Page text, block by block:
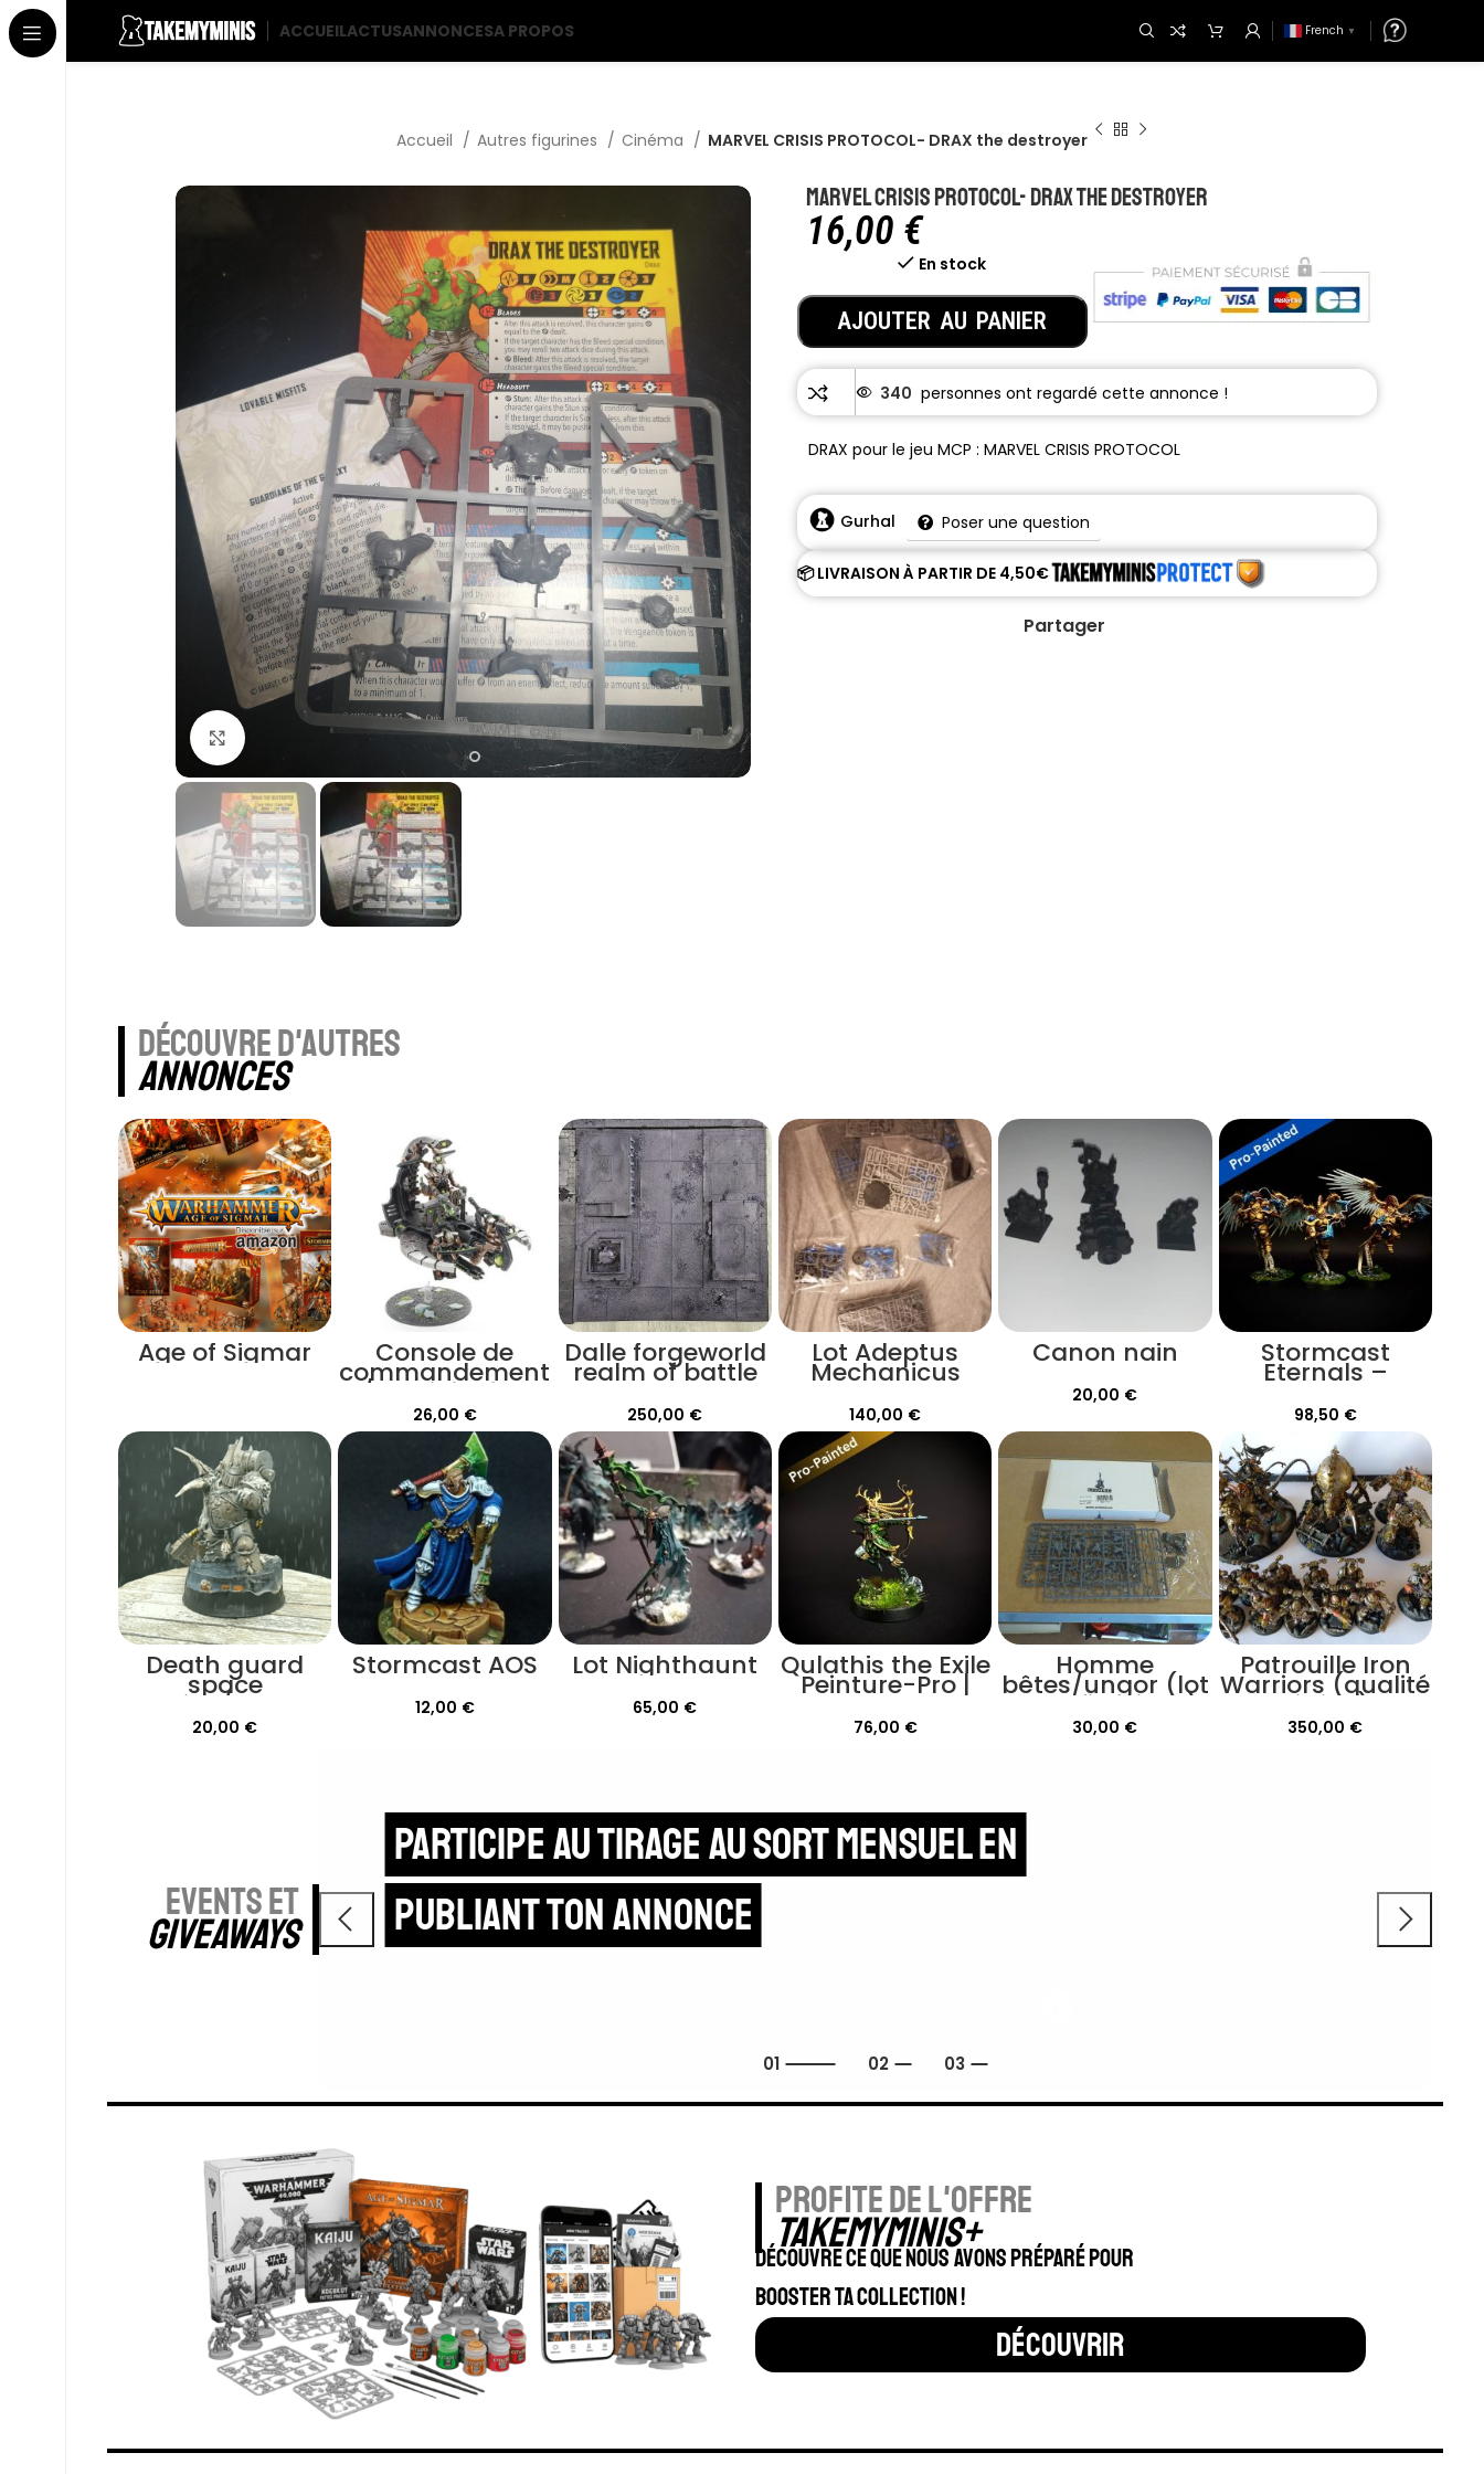
ACCUEILACTUSANNONCESA PROPOS French ▼
Accueil Autres figurines Cinéma MARVEL CRISIS PROTOCOL- DRAX the destroyer
Click to enlarge
MARVEL CRISIS PROTOCOL- DRAX the destroyer
16,00 €
En stock
AJOUTER AU PANIER
340
DRAX pour le jeu MCP : MARVEL CRISIS PROTOCOL
Gurhal Poser une question
📦 LIVRAISON À PARTIR DE 4,50€
Partager
découvre d'autres
annonces
Age of Sigmar Console de
commandement
/ annihilation
Necrons
26,00 €
Dalle forgeworld
realm of battle
250,00 €
Lot Adeptus
Mechanicus
140,00 €
Canon nain
20,00 €
Stormcast
Eternals –
Prosecutors
Peinture Pro
98,50 €
Death guard
space
marine/plague
lord
20,00 €
Stormcast AOS
12,00 €
Lot Nighthaunt
65,00 €
Qulathis the Exile
Peinture-Pro |
Warhammer
Cursed city
76,00 €
Homme
bêtes/ungor (lot
de 13 figurines)
30,00 €
Patrouille Iron
Warriors (qualité
vitrine)
350,00 €
EVENTS ET
GIVEAWAYS
Participe au tirage au sort mensuel en
publiant ton annonce
profite de l'offre
TAKEMYMINIS+
Découvre ce que nous avons préparé pour
booster ta collection !
découvrir